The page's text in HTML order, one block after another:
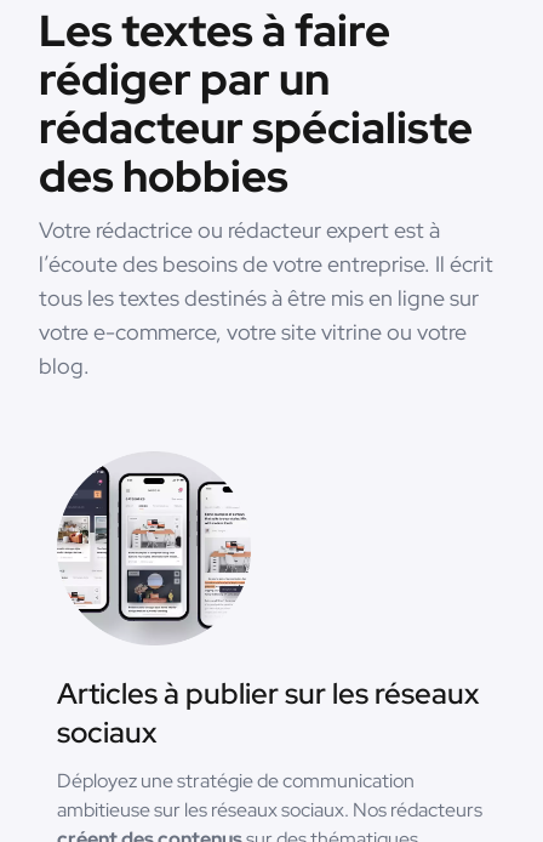
Les textes à faire
rédiger par un
rédacteur spécialiste
des hobbies
Votre rédactrice ou rédacteur expert est à
l’écoute des besoins de votre entreprise. Il écrit
tous les textes destinés à être mis en ligne sur
votre e-commerce, votre site vitrine ou votre
blog.
Articles à publier sur les réseaux
sociaux
Déployez une stratégie de communication
ambitieuse sur les réseaux sociaux. Nos rédacteurs